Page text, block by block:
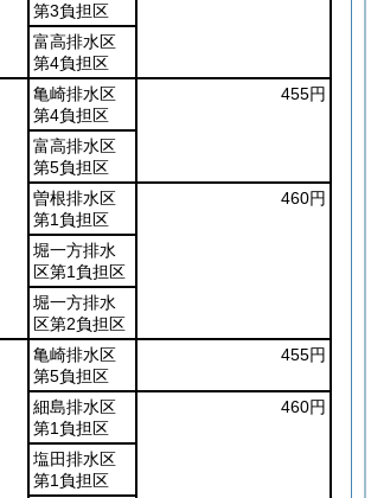
第3負担区
富高排水区
第4負担区
亀崎排水区
第4負担区
455円
富高排水区
第5負担区
曽根排水区
第1負担区
460円
堀一方排水
区第1負担区
堀一方排水
区第2負担区
亀崎排水区
第5負担区
455円
細島排水区
第1負担区
460円
塩田排水区
第1負担区